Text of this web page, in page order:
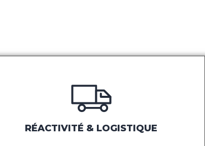
RÉACTIVITÉ & LOGISTIQUE